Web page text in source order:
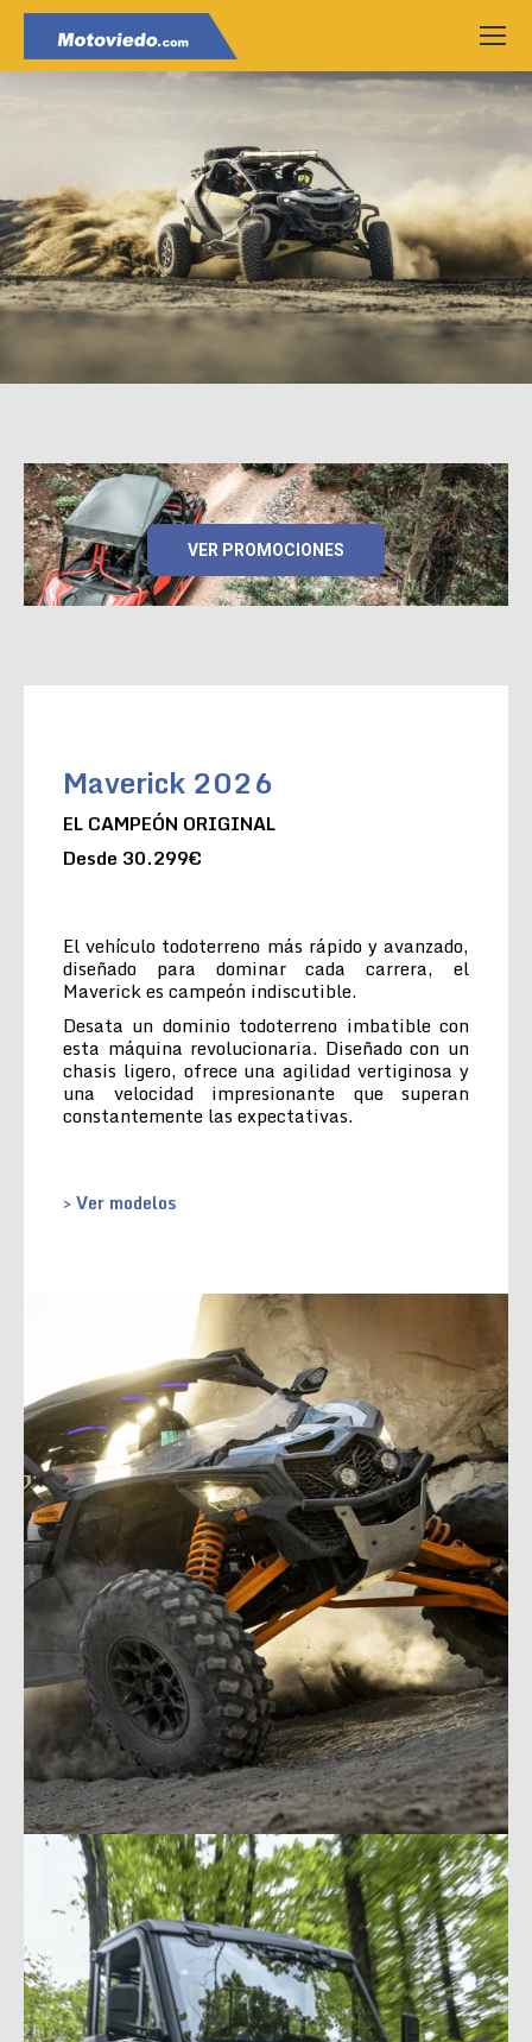
VER PROMOCIONES
Maverick 2026
EL CAMPEÓN ORIGINAL
Desde 30.299€
El vehículo todoterreno más rápido y avanzado,
diseñado para dominar cada carrera, el
Maverick es campeón indiscutible.
Desata un dominio todoterreno imbatible con
esta máquina revolucionaria. Diseñado con un
chasis ligero, ofrece una agilidad vertiginosa y
una velocidad impresionante que superan
constantemente las expectativas.
> Ver modelos